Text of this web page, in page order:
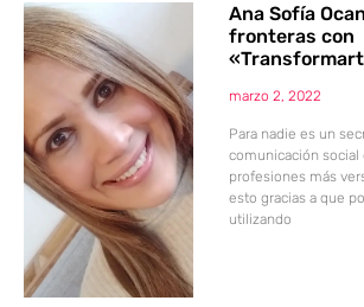
Ana Sofía
fronteras con
marzo 2, 2022
Para nadie es un
comunicación social
profesiones más
esto gracias a que
utilizando